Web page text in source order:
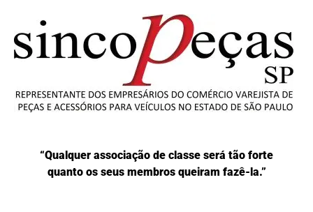
“Qualquer associação de classe será tão forte
quanto os seus membros queiram fazê-la.”